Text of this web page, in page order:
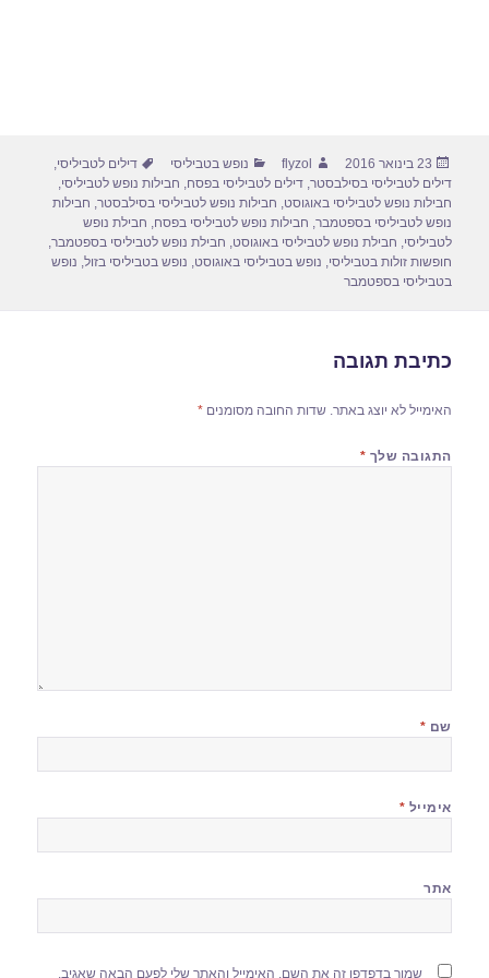
פורסם
בתאריך
23 בינואר 2016 מחבר
flyzol קטגוריות
נופש בטביליסי תגיות
דילים לטביליסי,
דילים לטביליסי בסילבסטר,דילים לטביליסי בפסח, חבילות נופש לטביליסי,
חבילות נופש לטביליסי באוגוסט, חבילות נופש לטביליסי בסילבסטר, חבילות
נופש לטביליסי בספטמבר, חבילות נופש לטביליסי בפסח, חבילת נופש
לטביליסי, חבילת נופש לטביליסי באוגוסט, חבילת נופש לטביליסי בספטמבר,
חופשות זולות בטביליסי, נופש בטביליסי באוגוסט, נופש בטביליסי בזול, נופש
בטביליסי בספטמבר
כתיבת תגובה
האימייל לא יוצג באתר. שדות החובה מסומנים*
התגובה שלך *
שם *
אימייל *
אתר
שמור בדפדפן זה את השם, האימייל והאתר שלי לפעם הבאה שאגיב.